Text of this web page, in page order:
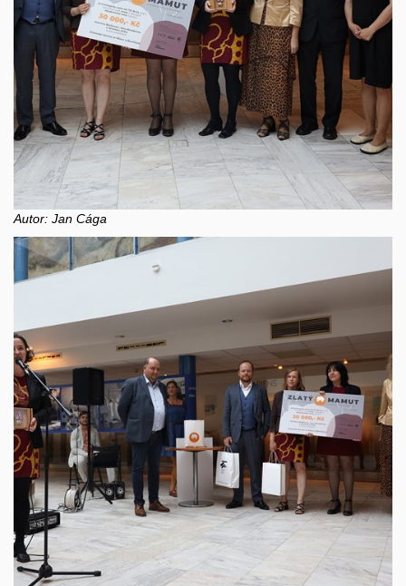
Autor: Jan Cága